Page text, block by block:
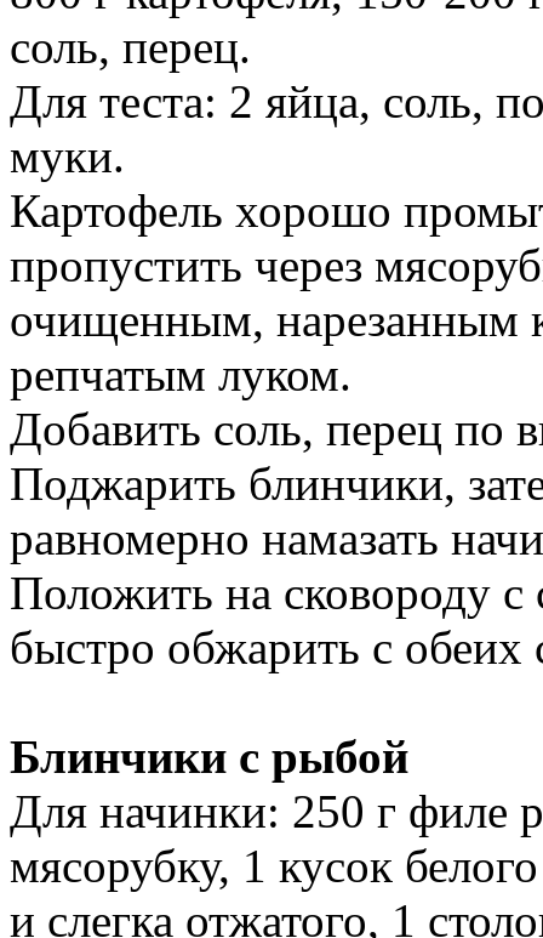
соль, перец.
Для теста: 2 яйца, соль,
муки.
Картофель хорошо
пропустить через
очищенным, нарезанным
репчатым луком.
Добавить соль, перец по
Поджарить блинчики,
равномерно намазать
Положить на сковороду
быстро обжарить с обеих
Блинчики с рыбой
Для начинки: 250 г филе
мясорубку, 1 кусок
и слегка отжатого, 1